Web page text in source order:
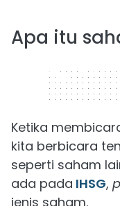
Apa itu
320 x 50
Ketika
kita berbicara
seperti saham
ada pada IHSG,
jenis saham.